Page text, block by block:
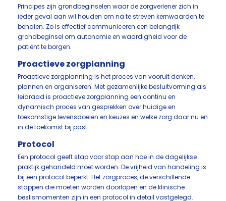
Principes zijn grondbeginselen waar de zorgverlener zich in
ieder geval aan wil houden om na te streven kernwaarden te
behalen. Zo is effectief communiceren een belangrijk
grondbeginsel om autonomie en waardigheid voor de
patiënt te borgen.
Proactieve zorgplanning
Proactieve zorgplanning is het proces van vooruit denken,
plannen en organiseren. Met gezamenlijke besluitvorming als
leidraad is proactieve zorgplanning een continu en
dynamisch proces van gesprekken over huidige en
toekomstige levensdoelen en keuzes en welke zorg daar nu en
in de toekomst bij past.
Protocol
Een protocol geeft stap voor stap aan hoe in de dagelijkse
praktijk gehandeld moet worden. De vrijheid van handeling is
bij een protocol beperkt. Het zorgproces, de verschillende
stappen die moeten worden doorlopen en de klinische
beslismomenten zijn in een protocol in detail vastgelegd.